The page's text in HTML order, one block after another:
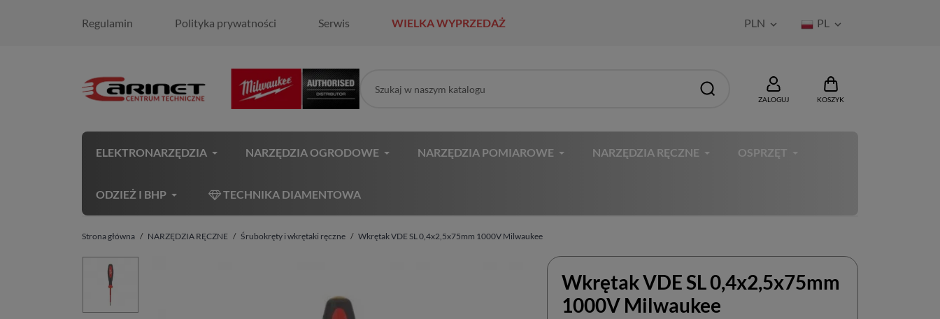
Regulamin Polityka prywatności Serwis WIELKA WYPRZEDAŻ PLN  PL 
ZALOGUJ KOSZYK
ELEKTRONARZĘDZIA NARZĘDZIA OGRODOWE NARZĘDZIA POMIAROWE NARZĘDZIA RĘCZNE OSPRZĘT
ODZIEŻ I BHP TECHNIKA DIAMENTOWA
Strona główna NARZĘDZIA RĘCZNE Śrubokręty i wkrętaki ręczne Wkrętak VDE SL 0,4x2,5x75mm 1000V Milwaukee
Wkrętak VDE SL 0,4x2,5x75mm
1000V Milwaukee